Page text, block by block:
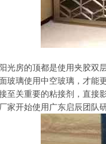
光房的顶都是使用夹胶双
玻璃使用中空玻璃，才能
至关重要的粘接剂，直接
家开始使用广东启辰团队